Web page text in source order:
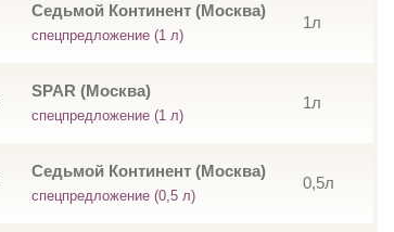
Седьмой Континент (Москва)
спецпредложение (1 л)
1л
SPAR (Москва)
спецпредложение (1 л)
1л
Седьмой Континент (Москва)
спецпредложение (0,5 л)
0,5л